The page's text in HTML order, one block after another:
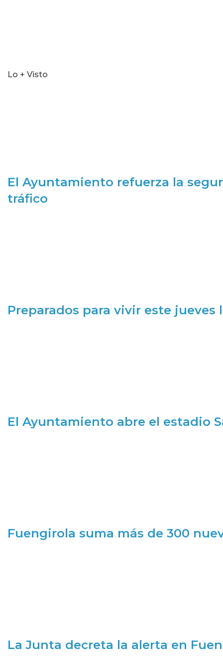
Lo + Visto
El Ayuntamiento refuerza la
tráfico
Preparados para vivir este jueves
El Ayuntamiento abre el estadio
Fuengirola suma más de 300
La Junta decreta la alerta en